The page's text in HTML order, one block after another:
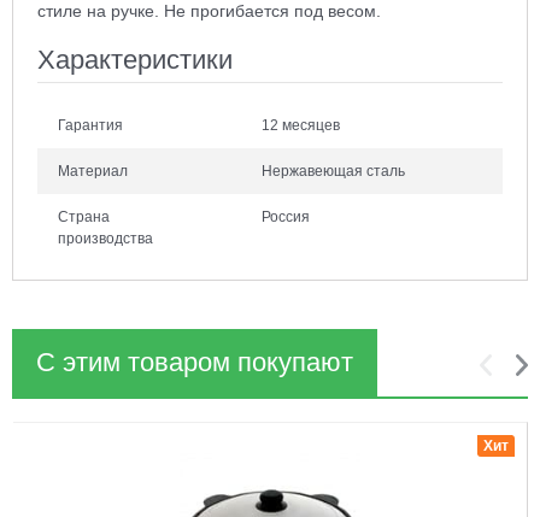
стиле на ручке. Не прогибается под весом.
Характеристики
Гарантия 12 месяцев
Материал Нержавеющая сталь
Страна
производства
Россия
С этим товаром покупают
Хит